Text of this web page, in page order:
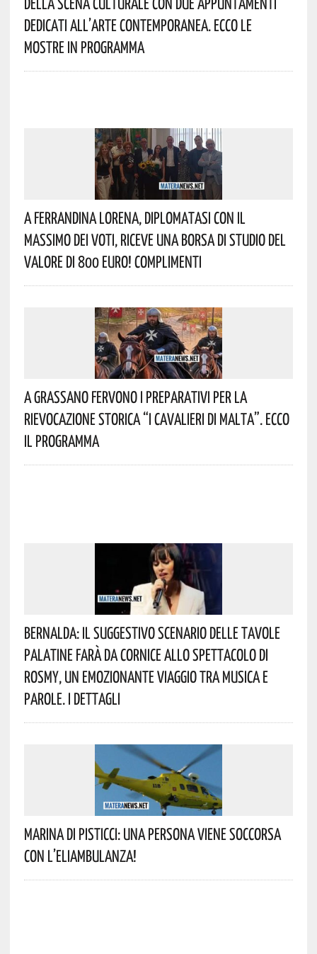
Dedicati All’arte Contemporanea. Ecco Le
Mostre In Programma
A Ferrandina Lorena, Diplomatasi Con Il
Massimo Dei Voti, Riceve Una Borsa Di Studio Del
Valore Di 800 Euro! Complimenti
A Grassano Fervono I Preparativi Per La
Rievocazione Storica “I CAVALIERI DI MALTA”. Ecco
Il Programma
Bernalda: Il Suggestivo Scenario Delle Tavole
Palatine Farà Da Cornice Allo Spettacolo Di
Rosmy, Un Emozionante Viaggio Tra Musica E
Parole. I Dettagli
Marina Di Pisticci: Una Persona Viene Soccorsa
Con L’eliambulanza!